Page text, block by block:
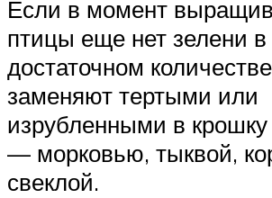
Если в момент
птицы еще нет зелени в
достаточном
заменяют тертыми или
изрубленными в
— морковью, тыквой,
свеклой.